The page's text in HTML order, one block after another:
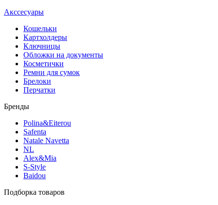
Акссесуары
Кошельки
Картхолдеры
Ключницы
Обложки на документы
Косметички
Ремни для сумок
Брелоки
Перчатки
Бренды
Polina&Eiterou
Safenta
Natale Navetta
NL
Alex&Mia
S-Style
Baidou
Подборка товаров